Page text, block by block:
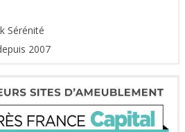
Sérénité
2007